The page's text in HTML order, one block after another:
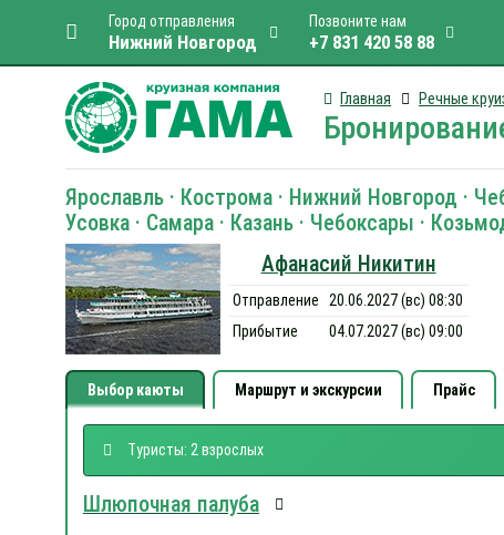
Город отправления
Нижний Новгород
Позвоните нам
+7 831 420 58 88
Главная Речные
Ярославль · Кострома · Нижний Новгород ·
Усовка · Самара · Казань · Чебоксары ·
Афанасий Никитин
Отправление
20.06.2027 (вс) 08:30
Прибытие
04.07.2027 (вс) 09:00
Выбор каюты Маршрут и экскурсии Прайс
Туристы: 2 взрослых
Шлюпочная палуба